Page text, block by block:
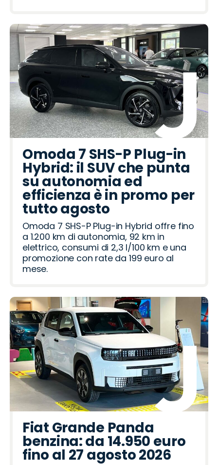
Omoda 7 SHS-P Plug-in
Hybrid: il SUV che punta
su autonomia ed
efficienza è in promo per
tutto agosto
Omoda 7 SHS-P Plug-in Hybrid offre fino
a 1.200 km di autonomia, 92 km in
elettrico, consumi di 2,3 l/100 km e una
promozione con rate da 199 euro al
mese.
Fiat Grande Panda
benzina: da 14.950 euro
fino al 27 agosto 2026